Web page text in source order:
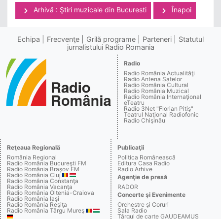
Arhivă : Ştiri muzicale din Bucuresti Înapoi
Echipa Frecvenţe Grilă programe Parteneri
Statutul
jurnalistului Radio Romania
Radio
Radio România Actualităţi
Radio Antena Satelor
Radio România Cultural
Radio România Muzical
Radio România Internaţional
eTeatru
Radio 3Net "Florian Pitiş"
Teatrul Naţional Radiofonic
Radio Chişinău
Reţeaua Regională
România Regional
Radio România Bucureşti FM
Radio România Braşov FM
Radio România Cluj
Radio România Constanţa
Radio România Vacanţa
Radio România Oltenia-Craiova
Radio România Iaşi
Radio România Reşiţa
Radio România Târgu Mureş
Publicaţii
Politica Românească
Editura Casa Radio
Radio Arhive
Agenţie de presă
RADOR
Concerte şi Evenimente
Orchestre şi Coruri
Sala Radio
Târgul de carte GAUDEAMUS